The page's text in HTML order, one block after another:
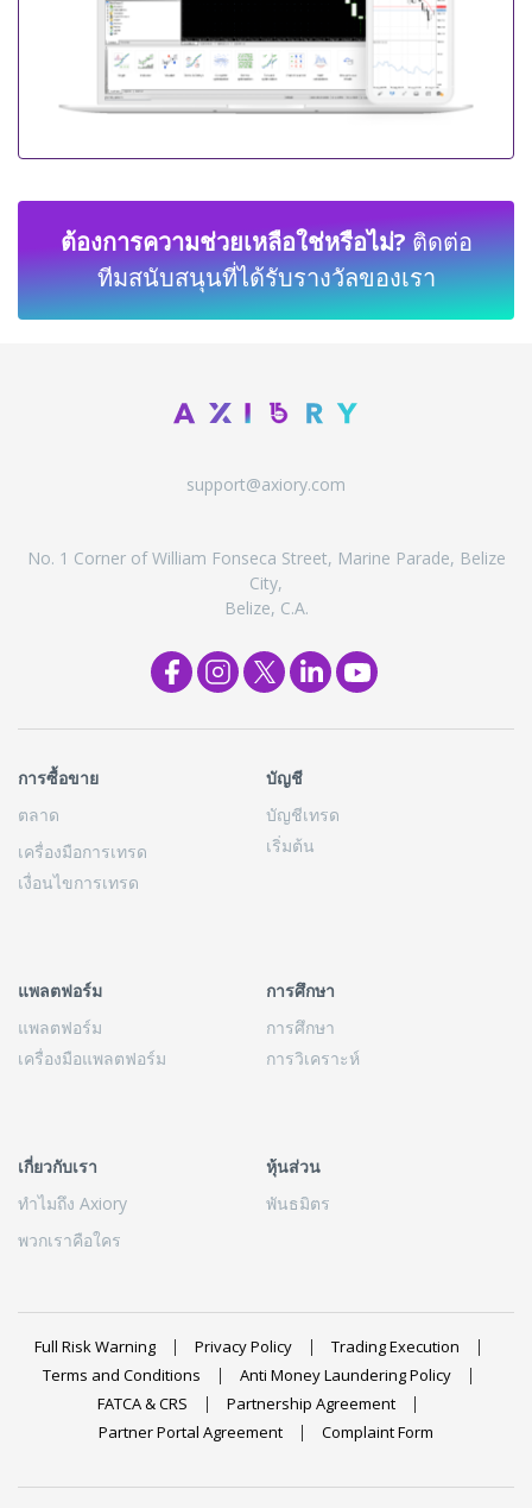
ต้องการความช่วยเหลือใช่หรือไม่?ติดต่อ
ทีมสนับสนุนที่ได้รับรางวัลของเรา
support@axiory.com
No. 1 Corner of William Fonseca Street, Marine Parade, Belize
City,
Belize, C.A.
การซื้อขาย
ตลาด
เครื่องมือการเทรด
เงื่อนไขการเทรด
บัญชี
บัญชีเทรด
เริ่มต้น
แพลตฟอร์ม
แพลตฟอร์ม
เครื่องมือแพลตฟอร์ม
การศึกษา
การศึกษา
การวิเคราะห์
เกี่ยวกับเรา
ทำไมถึง Axiory
พวกเราคือใคร
หุ้นส่วน
พันธมิตร
Full Risk Warning Privacy Policy
Trading Execution
Terms and Conditions
Anti Money Laundering Policy
FATCA & CRS
Partnership Agreement
Partner Portal Agreement
Complaint Form